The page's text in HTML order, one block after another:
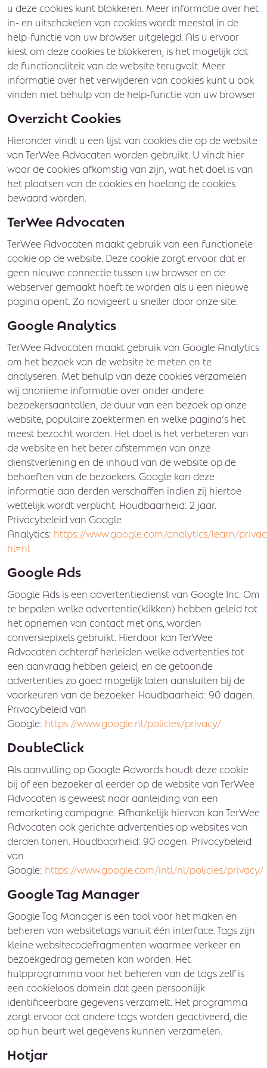
u deze cookies kunt blokkeren. Meer informatie over het
in- en uitschakelen van cookies wordt meestal in de
help-functie van uw browser uitgelegd. Als u ervoor
kiest om deze cookies te blokkeren, is het mogelijk dat
de functionaliteit van de website terugvalt. Meer
informatie over het verwijderen van cookies kunt u ook
vinden met behulp van de help-functie van uw browser.
Overzicht Cookies
Hieronder vindt u een lijst van cookies die op de website
van TerWee Advocaten worden gebruikt. U vindt hier
waar de cookies afkomstig van zijn, wat het doel is van
het plaatsen van de cookies en hoelang de cookies
bewaard worden.
TerWee Advocaten
TerWee Advocaten maakt gebruik van een functionele
cookie op de website. Deze cookie zorgt ervoor dat er
geen nieuwe connectie tussen uw browser en de
webserver gemaakt hoeft te worden als u een nieuwe
pagina opent. Zo navigeert u sneller door onze site.
Google Analytics
TerWee Advocaten maakt gebruik van Google Analytics
om het bezoek van de website te meten en te
analyseren. Met behulp van deze cookies verzamelen
wij anonieme informatie over onder andere
bezoekersaantallen, de duur van een bezoek op onze
website, populaire zoektermen en welke pagina’s het
meest bezocht worden. Het doel is het verbeteren van
de website en het beter afstemmen van onze
dienstverlening en de inhoud van de website op de
behoeften van de bezoekers. Google kan deze
informatie aan derden verschaffen indien zij hiertoe
wettelijk wordt verplicht. Houdbaarheid: 2 jaar.
Privacybeleid van Google
Analytics: https://www.google.com/analytics/learn/
hl=nl
Google Ads
Google Ads is een advertentiedienst van Google Inc. Om
te bepalen welke advertentie(klikken) hebben geleid tot
het opnemen van contact met ons, worden
conversiepixels gebruikt. Hierdoor kan TerWee
Advocaten achteraf herleiden welke advertenties tot
een aanvraag hebben geleid, en de getoonde
advertenties zo goed mogelijk laten aansluiten bij de
voorkeuren van de bezoeker. Houdbaarheid: 90 dagen.
Privacybeleid van
Google: https://www.google.nl/policies/privacy/
DoubleClick
Als aanvulling op Google Adwords houdt deze cookie
bij of een bezoeker al eerder op de website van TerWee
Advocaten is geweest naar aanleiding van een
remarketing campagne. Afhankelijk hiervan kan TerWee
Advocaten ook gerichte advertenties op websites van
derden tonen. Houdbaarheid: 90 dagen. Privacybeleid
van
Google: https://www.google.com/intl/nl/policies/privacy/
Google Tag Manager
Google Tag Manager is een tool voor het maken en
beheren van websitetags vanuit één interface. Tags zijn
kleine websitecodefragmenten waarmee verkeer en
bezoekgedrag gemeten kan worden. Het
hulpprogramma voor het beheren van de tags zelf is
een cookieloos domein dat geen persoonlijk
identificeerbare gegevens verzamelt. Het programma
zorgt ervoor dat andere tags worden geactiveerd, die
op hun beurt wel gegevens kunnen verzamelen.
Hotjar